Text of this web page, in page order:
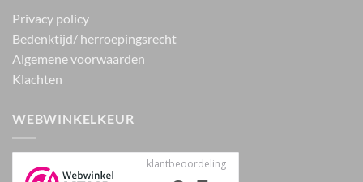
Privacy policy
Bedenktijd/ herroepingsrecht
Algemene voorwaarden
Klachten
WEBWINKELKEUR